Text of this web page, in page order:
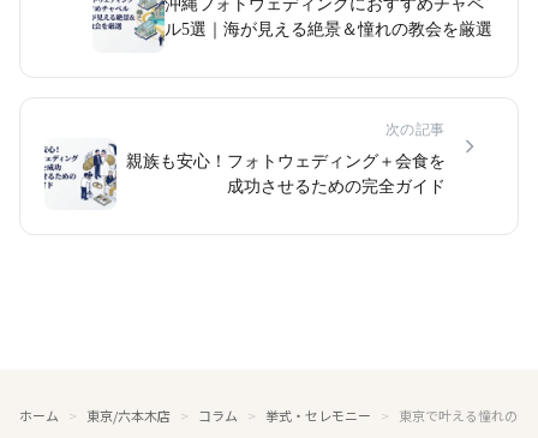
沖縄フォトウェディングにおすすめチャペ
ル5選｜海が見える絶景＆憧れの教会を厳選
次の記事
親族も安心！フォトウェディング＋会食を
成功させるための完全ガイド
ホーム 東京/六本木店 コラム 挙式・セレモニー 東京で叶える憧れのチ